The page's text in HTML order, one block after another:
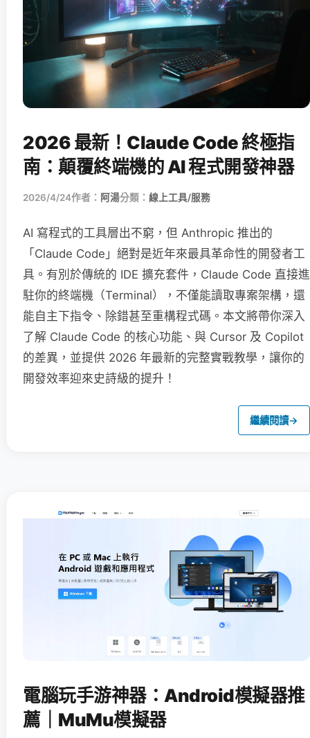
2026 最新！Claude Code 終極指
南：顛覆終端機的 AI 程式開發神器
2026/4/24作者： 阿湯分類： 線上工具/服務
AI 寫程式的工具層出不窮，但 Anthropic 推出的
「Claude Code」絕對是近年來最具革命性的開發者工
具。有別於傳統的 IDE 擴充套件，Claude Code 直接進
駐你的終端機（Terminal），不僅能讀取專案架構，還
能自主下指令、除錯甚至重構程式碼。本文將帶你深入
了解 Claude Code 的核心功能、與 Cursor 及 Copilot
的差異，並提供 2026 年最新的完整實戰教學，讓你的
開發效率迎來史詩級的提升！
繼續閱讀→
電腦玩手游神器：Android模擬器推
薦｜MuMu模擬器